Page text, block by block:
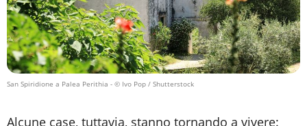
San Spiridione a Palea Perithia - © Ivo Pop / Shutterstock
Alcune case, tuttavia, stanno tornando a vivere: